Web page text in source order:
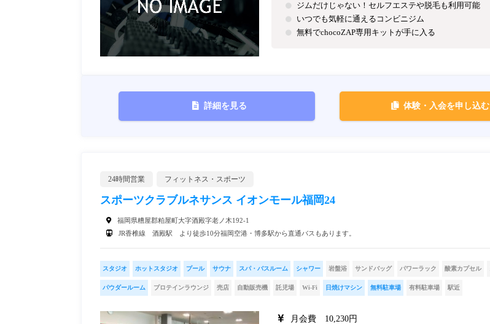
ジムだけじゃない！セルフエステや脱毛も利用可能
いつでも気軽に通えるコンビニジム
無料でchocoZAP専用キットが手に入る
詳細を見る 体験・入会を申し込む
24時間営業 フィットネス・スポーツ
スポーツクラブルネサンス イオンモール福岡24
福岡県糟屋郡粕屋町大字酒殿字老ノ木192-1
JR香椎線 酒殿駅 より徒歩10分福岡空港・博多駅から直通バスもあります。
スタジオ ホットスタジオ プール サウナ スパ・バスルーム シャワー 岩盤浴 サンドバッグ パワーラック 酸素カプセル
パウダールーム プロテインラウンジ 売店 自動販売機 託児場 Wi-Fi 日焼けマシン 無料駐車場 有料駐車場 駅近
月会費 10,230円